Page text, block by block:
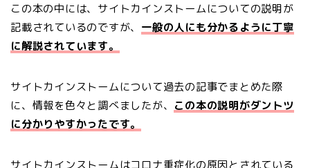
この本の中には、サイトカインストームについての説明が
記載されているのですが、 一般の人にも分かるように丁寧
に解説されています。
サイトカインストームについて過去の記事でまとめた際
に、情報を色々と調べましたが、 この本の説明がダントツ
に分かりやすかったです。
サイトカインストームはコロナ重症化の原因とされている